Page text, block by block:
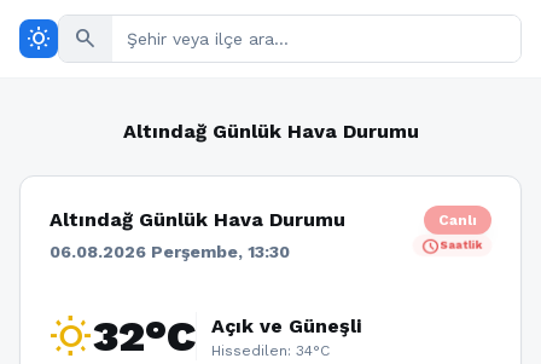
wb_sunny search
Altındağ Günlük Hava Durumu
Altındağ Günlük Hava Durumu
06.08.2026 Perşembe, 13:30
Canlı
scheduleSaatlik
wb_sunny32°C Açık ve Güneşli
Hissedilen: 34°C